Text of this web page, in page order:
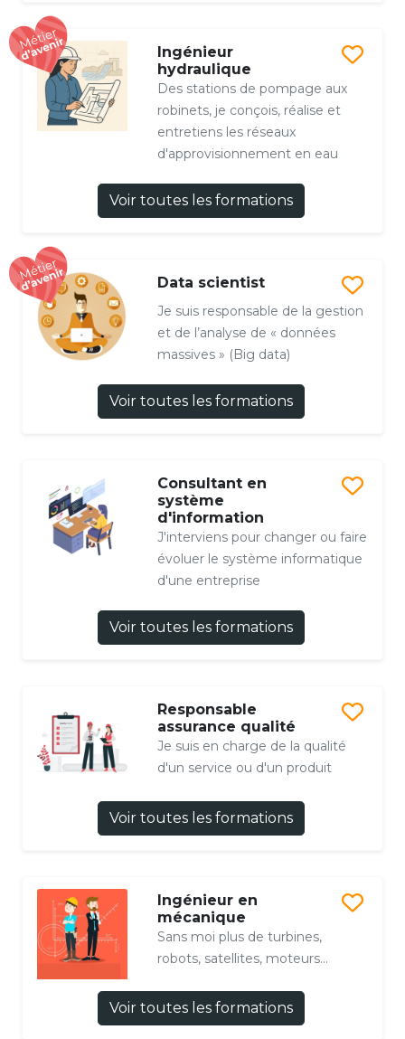
Ingénieur
hydraulique
Des stations de pompage aux
robinets, je conçois, réalise et
entretiens les réseaux
d'approvisionnement en eau
Voir toutes les formations
Data scientist
Je suis responsable de la gestion
et de l’analyse de « données
massives » (Big data)
Voir toutes les formations
Consultant en
système
d'information
J'interviens pour changer ou faire
évoluer le système informatique
d'une entreprise
Voir toutes les formations
Responsable
assurance qualité
Je suis en charge de la qualité
d'un service ou d'un produit
Voir toutes les formations
Ingénieur en
mécanique
Sans moi plus de turbines,
robots, satellites, moteurs...
Voir toutes les formations